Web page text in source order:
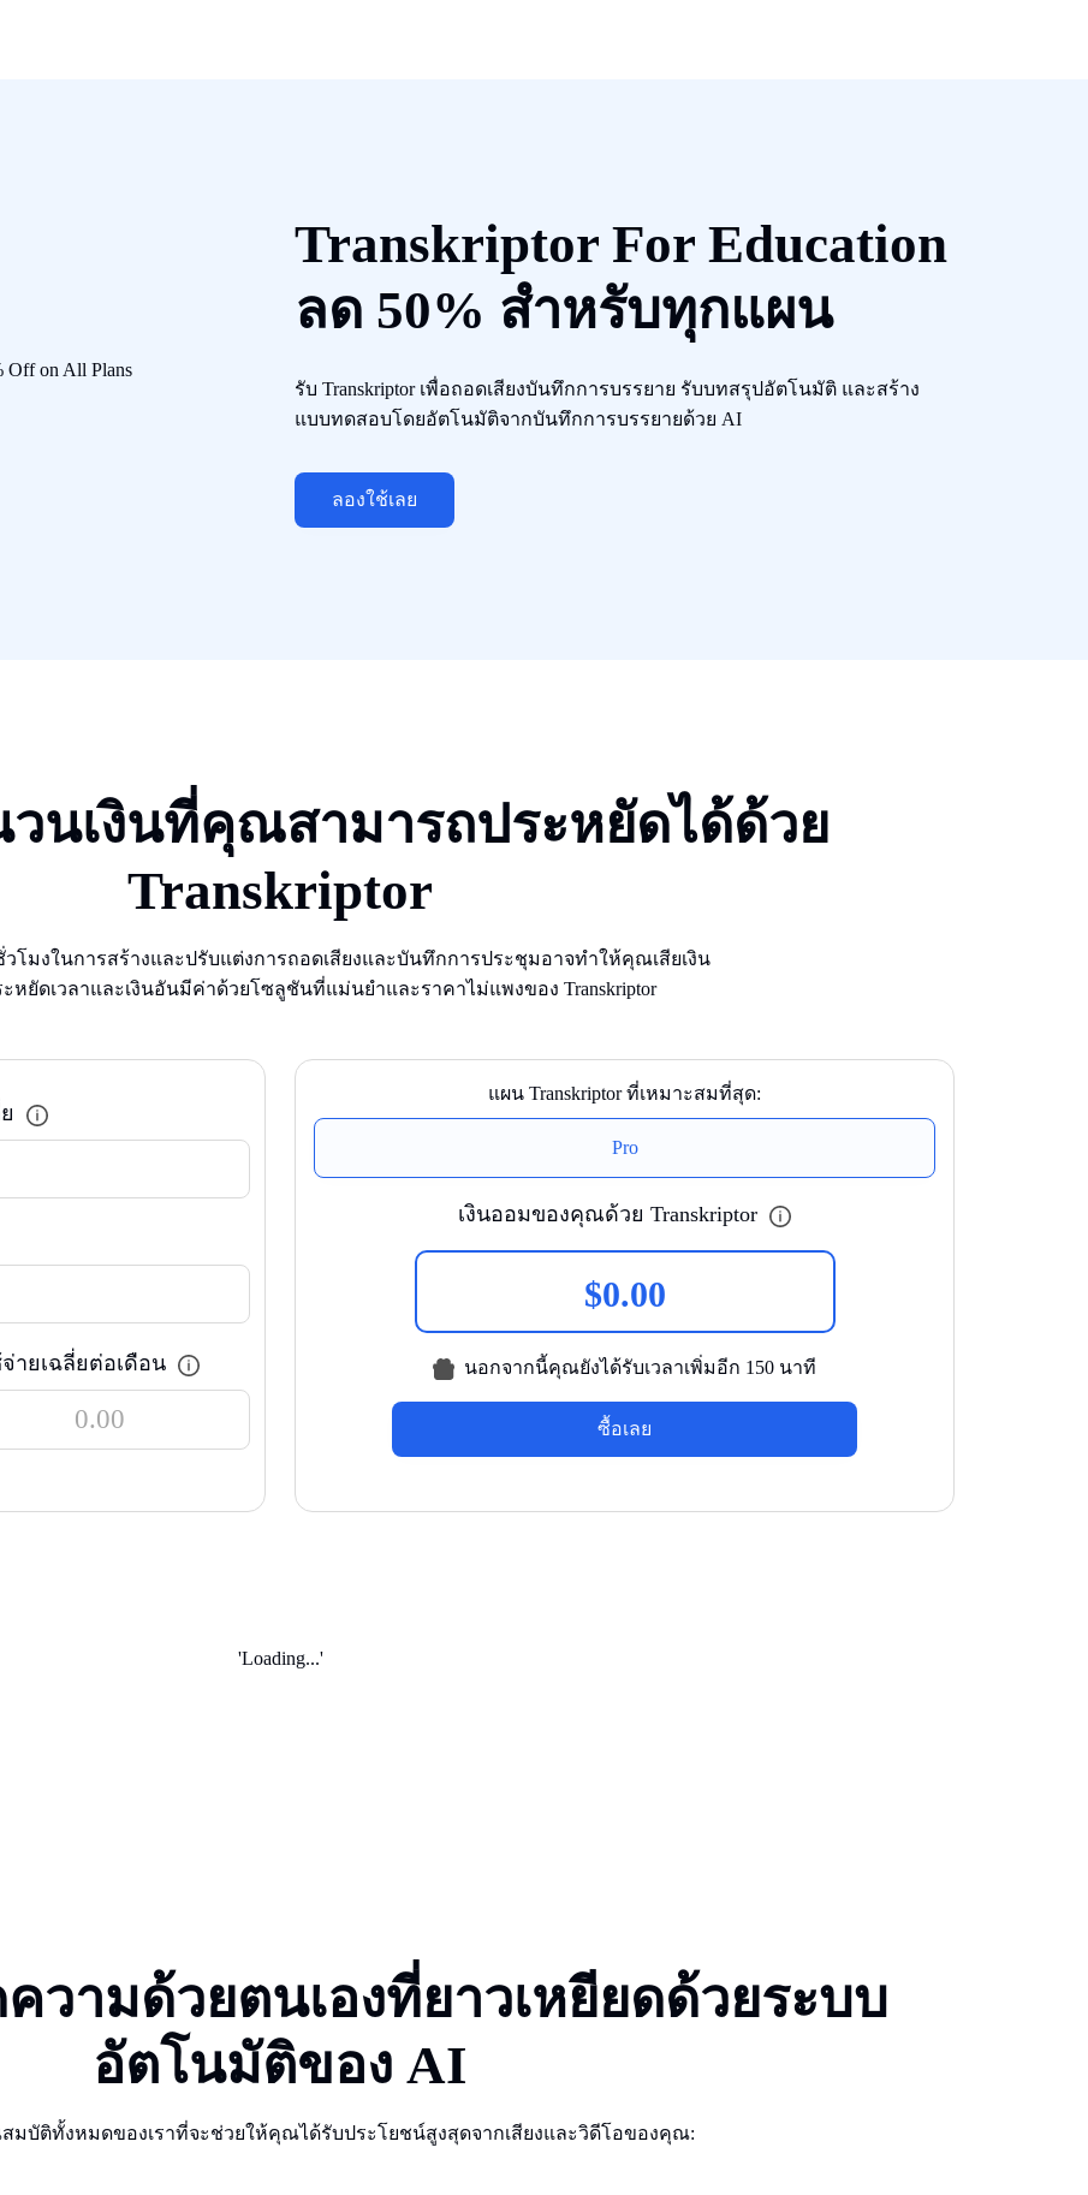
Transkriptor For Education
ลด 50% สําหรับทุกแผน
รับ Transkriptor เพื่อถอดเสียงบันทึกการบรรยาย รับบทสรุปอัตโนมัติ และสร้าง
แบบทดสอบโดยอัตโนมัติจากบันทึกการบรรยายด้วย AI
ลองใช้เลย
นเงินที่คุณสามารถประหยัดได้ด้วย
Transkriptor
วโมงในการสร้างและปรับแต่งการถอดเสียงและบันทึกการประชุมอาจทําให้คุณเสียเงิน
หยัดเวลาและเงินอันมีค่าด้วยโซลูชันที่แม่นยําและราคาไม่แพงของ Transkriptor
ายเฉลี่ยต่อเดือน
แผน Transkriptor ที่เหมาะสมที่สุด:
Pro
เงินออมของคุณด้วย Transkriptor
$0.00
นอกจากนี้คุณยังได้รับเวลาเพิ่มอีก 150 นาที
ซื้อเลย
'Loading...'
วามด้วยตนเองที่ยาวเหยียดด้วยระบบ
อัตโนมัติของ AI
มบัติทั้งหมดของเราที่จะช่วยให้คุณได้รับประโยชน์สูงสุดจากเสียงและวิดีโอของคุณ: